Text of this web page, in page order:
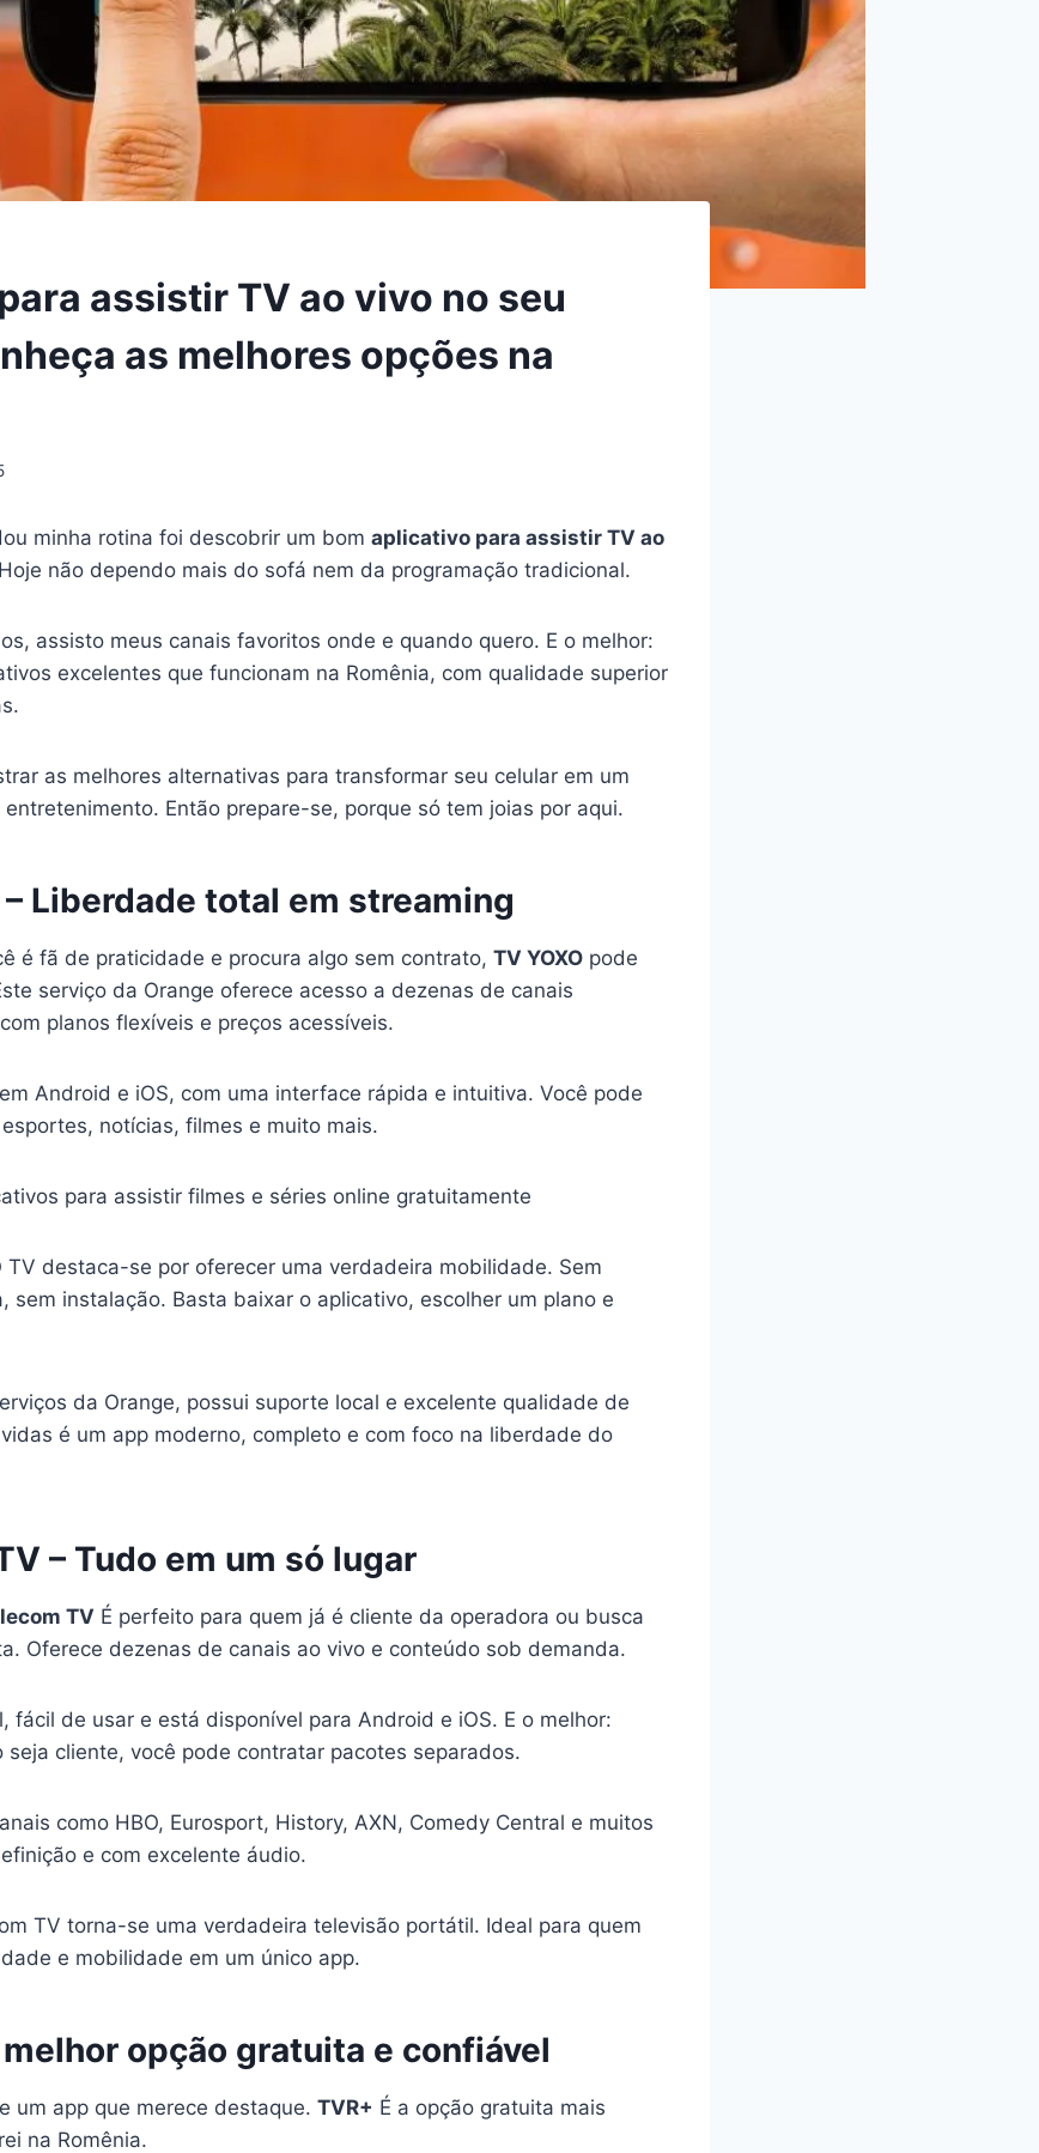
assistir TV ao vivo no seu
as melhores opções na
minha rotina foi descobrir um bom aplicativo para assistir TV ao
não dependo mais do sofá nem da programação tradicional.
assisto meus canais favoritos onde e quando quero. E o melhor:
excelentes que funcionam na Romênia, com qualidade superior
as melhores alternativas para transformar seu celular em um
Então prepare-se, porque só tem joias por aqui.
– Liberdade total em streaming
é fã de praticidade e procura algo sem contrato, TV YOXO pode
serviço da Orange oferece acesso a dezenas de canais
planos flexíveis e preços acessíveis.
Android e iOS, com uma interface rápida e intuitiva. Você pode
notícias, filmes e muito mais.
para assistir filmes e séries online gratuitamente
TV destaca-se por oferecer uma verdadeira mobilidade. Sem
sem instalação. Basta baixar o aplicativo, escolher um plano e
da Orange, possui suporte local e excelente qualidade de
é um app moderno, completo e com foco na liberdade do
– Tudo em um só lugar
TV É perfeito para quem já é cliente da operadora ou busca
Oferece dezenas de canais ao vivo e conteúdo sob demanda.
fácil de usar e está disponível para Android e iOS. E o melhor:
seja cliente, você pode contratar pacotes separados.
como HBO, Eurosport, History, AXN, Comedy Central e muitos
e com excelente áudio.
TV torna-se uma verdadeira televisão portátil. Ideal para quem
e mobilidade em um único app.
melhor opção gratuita e confiável
um app que merece destaque. TVR+ É a opção gratuita mais
na Romênia.